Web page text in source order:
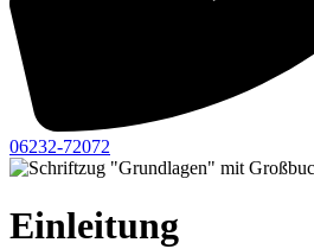
06232-72072
Einleitung